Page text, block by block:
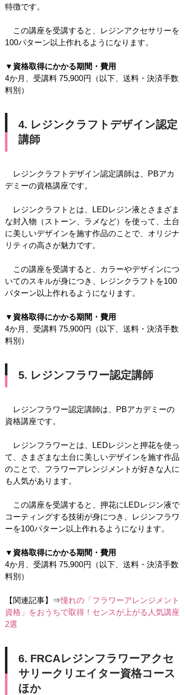
特徴です。
この講座を受講すると、レジンアクセサリーを
100パターン以上作れるようになります。
▼資格取得にかかる期間・費用
4か月、受講料 75,900円（以下、送料・決済手数
料別）
4. レジンクラフトデザイン認定
講師
レジンクラフトデザイン認定講師は、PBアカ
デミーの資格講座です。
レジンクラフトとは、LEDレジン液とさまざま
な封入物（ストーン、ラメなど）を使って、土台
に美しいデザインを施す作品のことで、オリジナ
リティの高さが魅力です。
この講座を受講すると、カラーやデザインにつ
いてのスキルが身につき、レジンクラフトを100
パターン以上作れるようになります。
▼資格取得にかかる期間・費用
4か月、受講料 75,900円（以下、送料・決済手数
料別）
5. レジンフラワー認定講師
レジンフラワー認定講師は、PBアカデミーの
資格講座です。
レジンフラワーとは、LEDレジンと押花を使っ
て、さまざまな土台に美しいデザインを施す作品
のことで、フラワーアレンジメントが好きな人に
も人気があります。
この講座を受講すると、押花にLEDレジン液で
コーティングする技術が身につき、レジンフラワ
ーを100パターン以上作れるようになります。
▼資格取得にかかる期間・費用
4か月、受講料 75,900円（以下、送料・決済手数
料別）
【関連記事】⇒憧れの「フラワーアレンジメント
資格」をおうちで取得！センスが上がる人気講座
2選
6. FRCAレジンフラワーアクセ
サリークリエイター資格コース
ほか